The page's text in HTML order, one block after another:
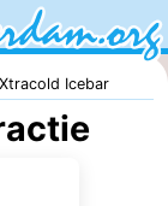
Xtracold Icebar